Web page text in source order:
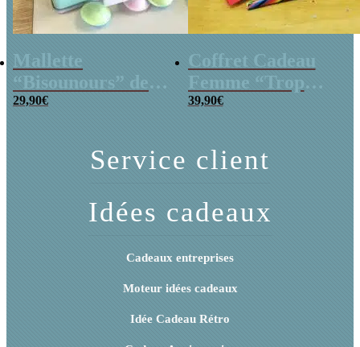
Mallette
“Bisounours” des
années 80 remplie
29,90€
Coffret Cadeau
Femme “Trop
Mignon”
39,90€
Service client
Idées cadeaux
Cadeaux entreprises
Moteur idées cadeaux
Idée Cadeau Rétro